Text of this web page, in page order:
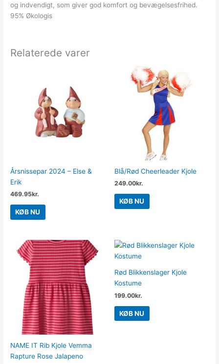
og indvendigt, som giver god komfort og bevægelsesfrihed.
95% Økologis
Relaterede varer
Årsnissepar 2024 – Else &
Erik
469.95kr.
KØB NU
Blå/Rød Cheerleader Kjole
249.00kr.
KØB NU
NAME IT Rib Kjole Vemma
Rapture Rose Jalapeno
Rød Blikkenslager Kjole
Kostume
199.00kr.
KØB NU